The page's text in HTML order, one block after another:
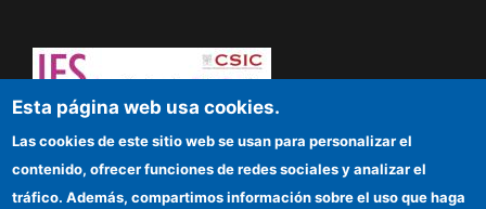
Dare to think! Sapere aude!
IFS
Esta página web usa cookies.
Las cookies de este sitio web se usan para personalizar el
contenido, ofrecer funciones de redes sociales y analizar el
tráfico. Además, compartimos información sobre el uso que haga